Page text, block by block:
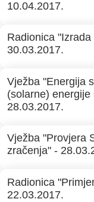
10.04.2017.
Radionica
30.03.2017.
Vježba "Energija
(solarne)
28.03.2017.
Vježba "Provjera
zračenja" -
Radionica
22.03.2017.